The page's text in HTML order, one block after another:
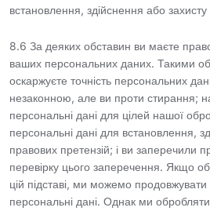
встановлення, здійснення або
8.6 За деяких обставин ви маєте
ваших персональних даних. Такими
оскаржуєте точність персональних
незаконною, але ви проти стирання;
персональні дані для цілей нашої
персональні дані для встановлення,
правових претензій; і ви заперечили
перевірку цього заперечення. Якщо
цій підставі, ми можемо продовжувати
персональні дані. Однак ми